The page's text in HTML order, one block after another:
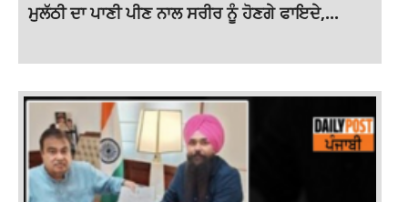
ਮੁਲੱਠੀ ਦਾ ਪਾਣੀ ਪੀਣ ਨਾਲ ਸਰੀਰ ਨੂੰ ਹੋਣਗੇ ਫਾਇਦੇ,...